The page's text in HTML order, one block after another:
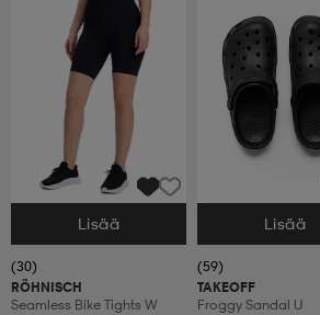
Valitse Koko
Lisää
(30)
RÖHNISCH
Seamless Bike Tights W
Valitse Koko
Lisää
(59)
TAKEOFF
Froggy Sandal U